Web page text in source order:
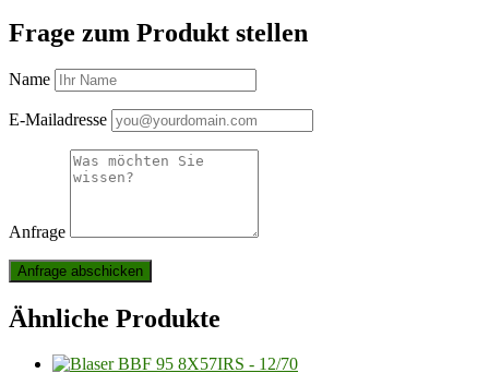
Frage zum Produkt stellen
Name
E-Mailadresse
Anfrage
Ähnliche Produkte